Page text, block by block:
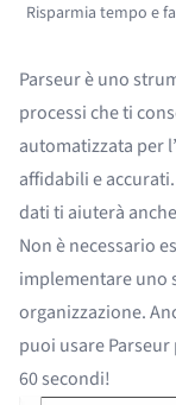
Risparmia tempo e
Parseur è uno
processi che ti
automatizzata per
affidabili e
dati ti aiuterà
Non è necessario
implementare uno
organizzazione.
puoi usare
60 secondi!